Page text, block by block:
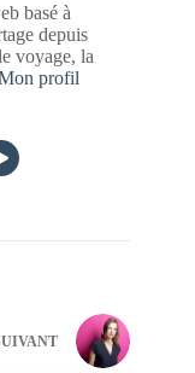
basé à
depuis
voyage, la
profil